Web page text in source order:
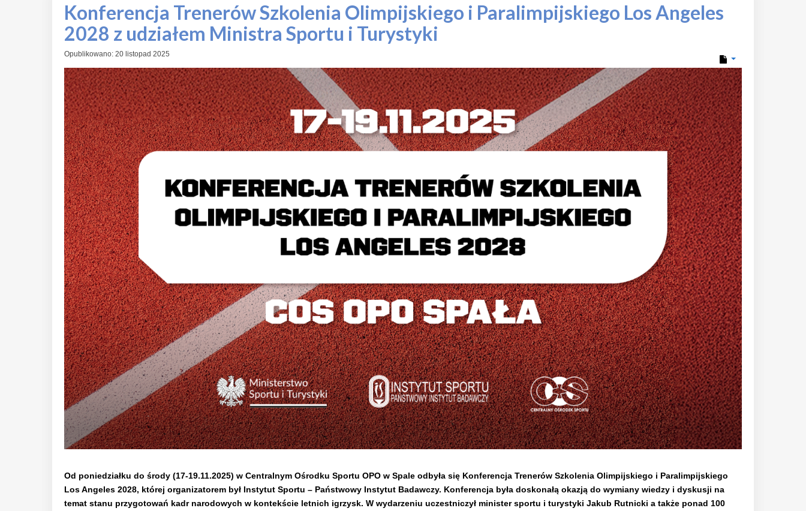
Konferencja Trenerów Szkolenia Olimpijskiego i Paralimpijskiego Los Angeles
2028 z udziałem Ministra Sportu i Turystyki
Opublikowano: 20 listopad 2025
Od poniedziałku do środy (17-19.11.2025) w Centralnym Ośrodku Sportu OPO w Spale odbyła się Konferencja Trenerów Szkolenia Olimpijskiego i Paralimpijskiego
Los Angeles 2028, której organizatorem był Instytut Sportu – Państwowy Instytut Badawczy. Konferencja była doskonałą okazją do wymiany wiedzy i dyskusji na
temat stanu przygotowań kadr narodowych w kontekście letnich igrzysk. W wydarzeniu uczestniczył minister sportu i turystyki Jakub Rutnicki a także ponad 100